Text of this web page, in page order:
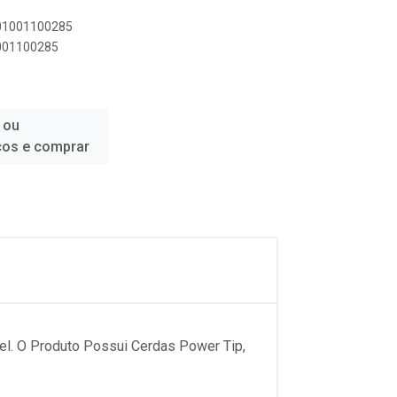
e comprar
O Produto Possui Cerdas Power Tip,